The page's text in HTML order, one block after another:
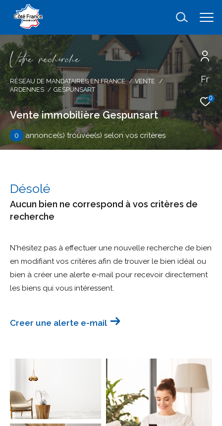
Fr
0
Vore recece
RÉSEAU DE MANDATAIRES EN FRANCE
VENTE
ARDENNES
GESPUNSART
Vente immobilière Gespunsart
0 annonce(s) trouvée(s) selon vos critères
Désolé
Aucun bien ne correspond à vos critères de
recherche
N'hésitez pas à effectuer une nouvelle recherche de bien
en modifiant vos critères afin de trouver le bien idéal ou
bien à créer une alerte e-mail pour recevoir directement
les biens qui vous intéressent.
Creer une alerte e-mail
Effectuer une recherche
et trouver le bien qui correspond à vos
critères
Type
d'offre
Vente
bien
Ville
Budget
Surface
Surface
Pièces
AFFINER LES CRITÈRES
TERRASSE PARKING PISCINE